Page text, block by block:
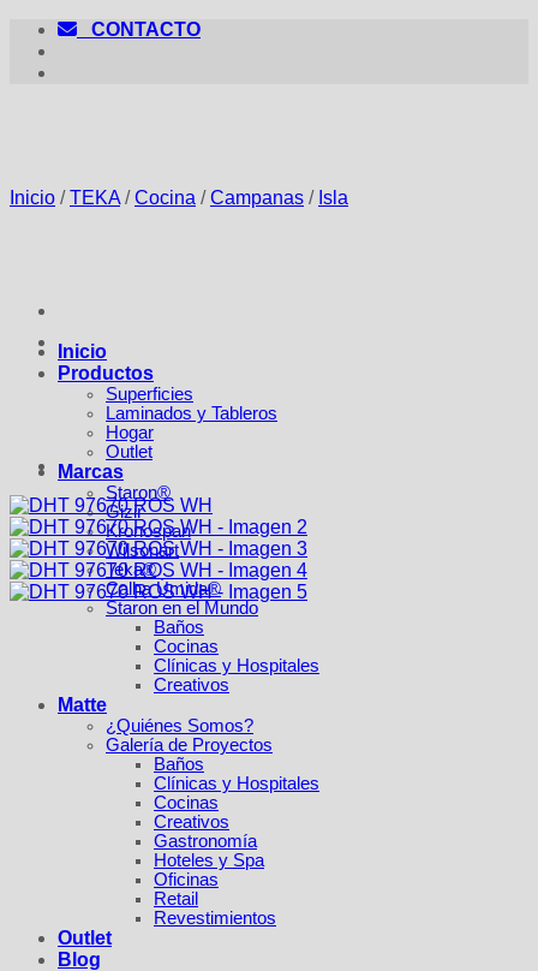
Saltar
contenido
CONTACTO
Inicio
Productos
Superficies
Laminados y Tableros
Hogar
Outlet
Marcas
Staron®
Gizir
Kronospan
Wilsonart
Teka®
Calha Úmida®
Staron en el Mundo
Baños
Cocinas
Clínicas y Hospitales
Creativos
Matte
¿Quiénes Somos?
Galería de Proyectos
Baños
Clínicas y Hospitales
Cocinas
Creativos
Gastronomía
Hoteles y Spa
Oficinas
Retail
Revestimientos
Outlet
Blog
Inicio / TEKA / Cocina / Campanas / Isla